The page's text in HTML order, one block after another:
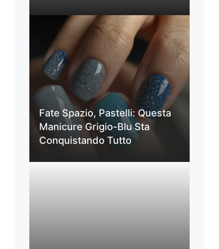
Fate Spazio, Pastelli: Questa
Manicure Grigio-Blu Sta
Conquistando Tutto